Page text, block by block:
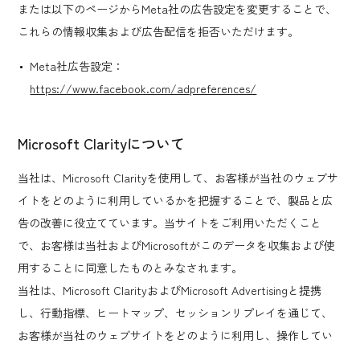
または以下のページからMeta社の広告設定を変更することで、
これらの情報収集および広告配信を拒否いただけます。
Meta社広告設定：
https://www.facebook.com/adpreferences/
Microsoft Clarityについて
当社は、Microsoft Clarityを使用して、お客様が当社のウェブサ
イトをどのように利用しているかを把握することで、製品と広
告の改善に役立てています。当サイトをご利用いただくこと
で、お客様は当社およびMicrosoftがこのデータを収集および使
用することに同意したものとみなされます。
当社は、Microsoft ClarityおよびMicrosoft Advertisingと提携
し、行動指標、ヒートマップ、セッションリプレイを通じて、
お客様が当社のウェブサイトをどのように利用し、操作してい